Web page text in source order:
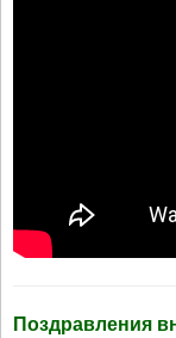
Поздравления